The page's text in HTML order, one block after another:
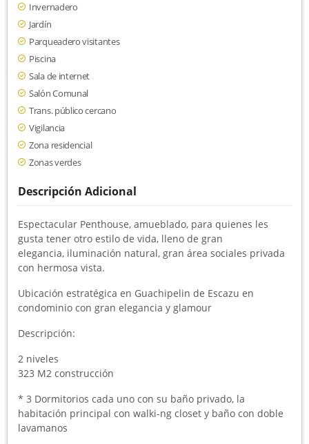
Invernadero
Jardín
Parqueadero visitantes
Piscina
Sala de internet
Salón Comunal
Trans. público cercano
Vigilancia
Zona residencial
Zonas verdes
Descripción Adicional
Espectacular Penthouse, amueblado, para quienes les
gusta tener otro estilo de vida, lleno de gran
elegancia, iluminación natural, gran área sociales privada
con hermosa vista.
Ubicación estratégica en Guachipelin de Escazu en
condominio con gran elegancia y glamour
Descripción:
2 niveles
323 M2 construcción
* 3 Dormitorios cada uno con su baño privado, la
habitación principal con walki-ng closet y baño con doble
lavamanos